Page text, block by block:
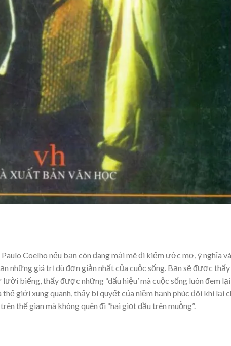
Paulo Coelho nếu bạn còn đang mải mê đi kiếm ước mơ, ý nghĩa và
những giá trị dù đơn giản nhất của cuộc sống. Bạn sẽ được thấy
biếng, thấy được những “dấu hiệu’ mà cuộc sống luôn đem
giới xung quanh, thấy bí quyết của niềm hạnh phúc đôi khi lại
thế gian mà không quên đi “hai giọt dầu trên muỗng”.